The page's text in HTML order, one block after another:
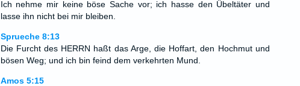
Ich nehme mir keine böse Sache vor; ich hasse den Übeltäter und
lasse ihn nicht bei mir bleiben.
Sprueche 8:13
Die Furcht des HERRN haßt das Arge, die Hoffart, den Hochmut und
bösen Weg; und ich bin feind dem verkehrten Mund.
Amos 5:15